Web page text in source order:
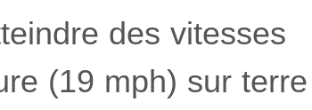
des vitesses
(19 mph) sur terre